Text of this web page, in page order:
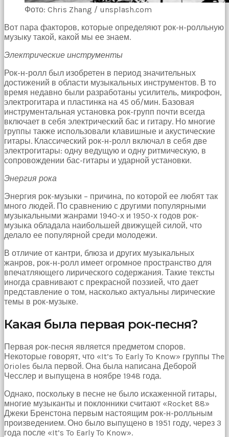
Devamında
odasına
gittik
ve
arkadaşımın
annesini
çatır
çatır
siktim
türk
pornosu
Son
zamanlarda
erkekler
tarafından
bolca
ihanete
uğrayan
kız
ne
yapıp
edip
hayatının
bulamamıştır
porno
Bu
yüzden
artık
erkeklerden
kesen
kendi
başına
hamile
kalıp
evlat
sahibi
olmak
ister
porno
izle
Фото: Chris Zhang / unsplash.com
Вот пара факторов, которые определяют рок-н-ролльную
музыку такой, какой мы ее знаем.
Электрические инструменты
Рок-н-ролл был изобретен в период значительных
достижений в области музыкальных инструментов. В то
время недавно были разработаны усилитель, микрофон,
электрогитара и пластинка на 45 об/мин. Базовая
инструментальная установка рок-групп почти всегда
включает в себя электрический бас и гитару. Но многие
группы также использовали клавишные и акустические
гитары. Классический рок-н-ролл включал в себя две
электрогитары: одну ведущую и одну ритмическую, в
сопровождении бас-гитары и ударной установки.
Энергия рока
Энергия рок-музыки – причина, по которой ее любят так
много людей. По сравнению с другими популярными
музыкальными жанрами 1940-х и 1950-х годов рок-
музыка обладала наибольшей движущей силой, что
делало ее популярной среди молодежи.
В отличие от кантри, блюза и других музыкальных
жанров, рок-н-ролл имеет огромное пространство для
впечатляющего лирического содержания. Такие тексты
иногда сравнивают с прекрасной поэзией, что дает
представление о том, насколько актуальны лирические
темы в рок-музыке.
Какая была первая рок-песня?
Первая рок-песня является предметом споров.
Некоторые говорят, что «It’s To Early To Know» группы The
Orioles была первой. Она была написана Деборой
Чесслер и выпущена в ноябре 1948 года.
Однако, поскольку в песне не было искаженной гитары,
многие музыканты и поклонники считают «Rocket 88»
Джеки Бренстона первым настоящим рок-н-ролльным
произведением. Оно было выпущено в 1951 году, через 3
года после «It’s To Early To Know».